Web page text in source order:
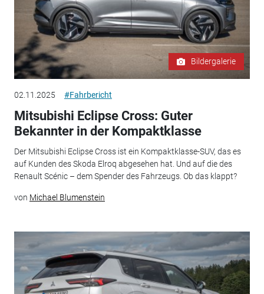
Bildergalerie
02.11.2025 #Fahrbericht
Mitsubishi Eclipse Cross: Guter
Bekannter in der Kompaktklasse
Der Mitsubishi Eclipse Cross ist ein Kompaktklasse-SUV, das es
auf Kunden des Skoda Elroq abgesehen hat. Und auf die des
Renault Scénic – dem Spender des Fahrzeugs. Ob das klappt?
von Michael Blumenstein